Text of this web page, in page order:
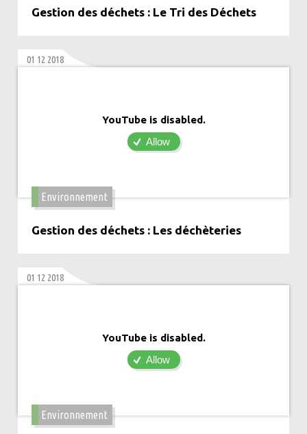
Gestion des déchets : Le Tri des Déchets
01 12 2018
YouTube is disabled.
Allow
Environnement
Gestion des déchets : Les déchèteries
01 12 2018
YouTube is disabled.
Allow
Environnement